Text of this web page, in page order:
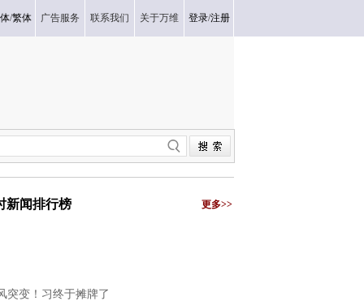
/繁体 广告服务 联系我们 关于万维 登录/注册
新闻排行榜 更多>>
突变！习终于摊牌了